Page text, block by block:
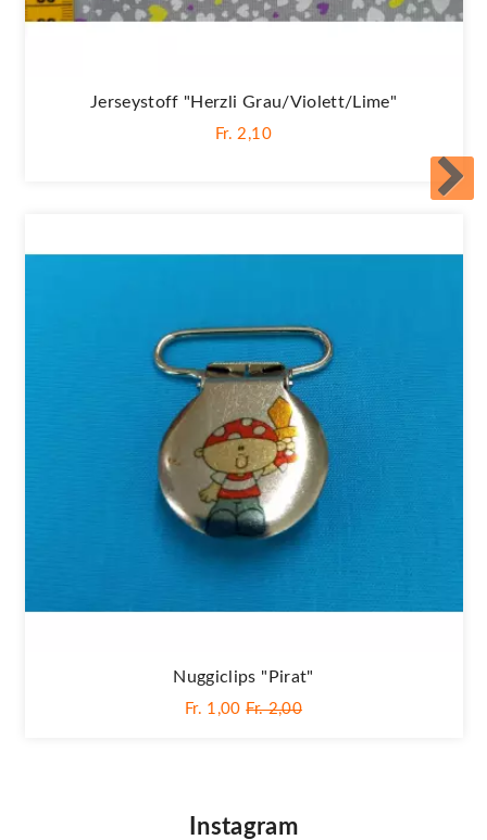
Jerseystoff "Herzli Grau/violett/lime"
Fr. 2,10
Nuggiclips "Pirat"
Fr. 1,00 Fr. 2,00
Instagram